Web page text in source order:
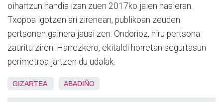
oihartzun handia izan zuen 2017ko jaien hasieran.
Txopoa igotzen ari zirenean, publikoan zeuden
pertsonen gainera jausi zen. Ondorioz, hiru pertsona
zauritu ziren. Harrezkero, ekitaldi horretan segurtasun
perimetroa jartzen du udalak.
GIZARTEA ABADIÑO